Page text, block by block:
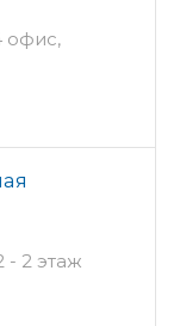
офис,
- 2 этаж